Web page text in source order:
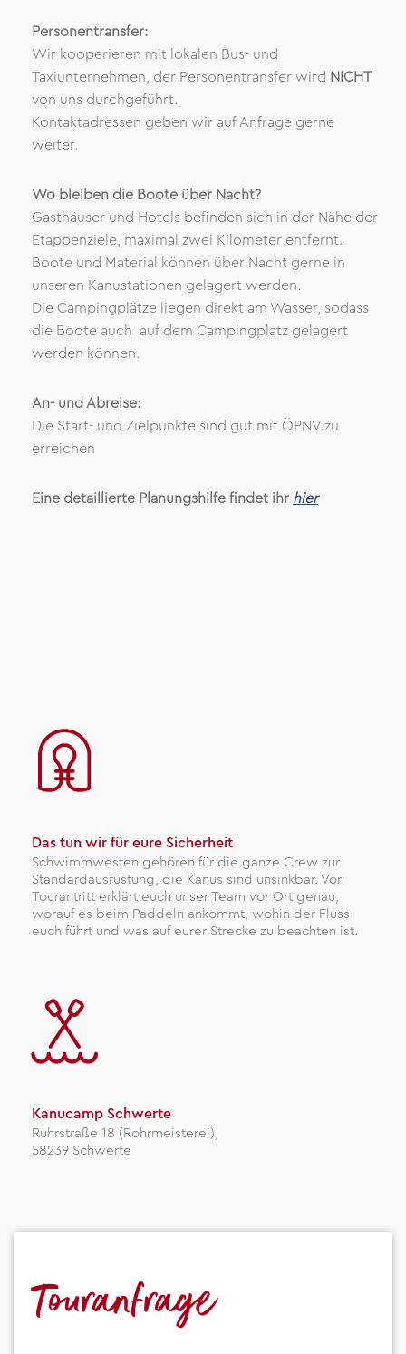
Personentransfer:
Wir kooperieren mit lokalen Bus- und
Taxiunternehmen, der Personentransfer wird NICHT
von uns durchgeführt.
Kontaktadressen geben wir auf Anfrage gerne
weiter.
Wo bleiben die Boote über Nacht?
Gasthäuser und Hotels befinden sich in der Nähe der
Etappenziele, maximal zwei Kilometer entfernt.
Boote und Material können über Nacht gerne in
unseren Kanustationen gelagert werden.
Die Campingplätze liegen direkt am Wasser, sodass
die Boote auch auf dem Campingplatz gelagert
werden können.
An- und Abreise:
Die Start- und Zielpunkte sind gut mit ÖPNV zu
erreichen
Eine detaillierte Planungshilfe findet ihr hier
Das tun wir für eure Sicherheit
Schwimmwesten gehören für die ganze Crew zur
Standardausrüstung, die Kanus sind unsinkbar. Vor
Tourantritt erklärt euch unser Team vor Ort genau,
worauf es beim Paddeln ankommt, wohin der Fluss
euch führt und was auf eurer Strecke zu beachten ist.
Kanucamp Schwerte
Ruhrstraße 18 (Rohrmeisterei),
58239 Schwerte
Touranfrage